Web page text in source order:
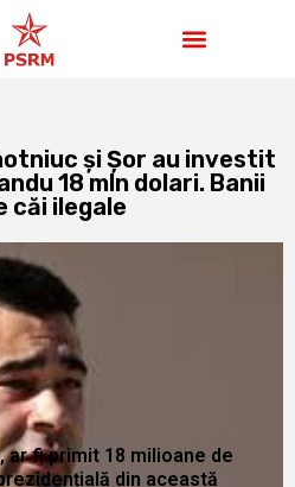
și Șor au investit
18 mln dolari. Banii
căi ilegale
ar fi primit 18 milioane de
din această